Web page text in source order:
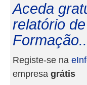
Aceda
relatório
Registe-se na
empresa grátis